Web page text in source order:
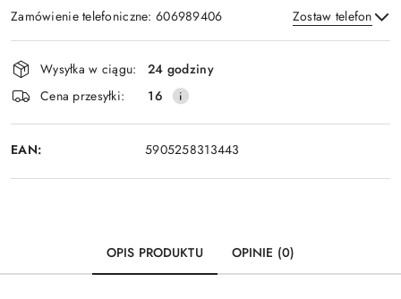
Zamówienie telefoniczne: 606989406 Zostaw telefon
Wyślij
Dostępność
i
dostawa
Wysyłka w ciągu:
24 godziny
Cena przesyłki:
16
EAN: 5905258313443
OPIS PRODUKTU OPINIE (0)